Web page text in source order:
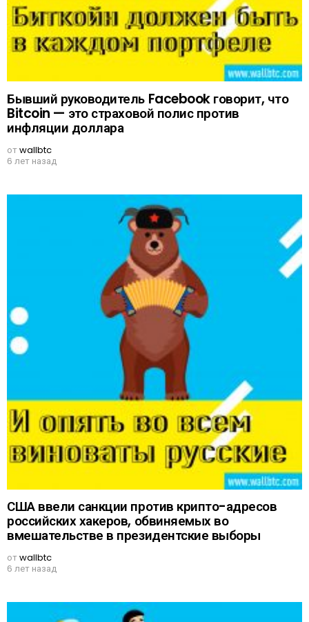
Бывший руководитель Facebook говорит, что
Bitcoin — это страховой полис против
инфляции доллара
отwallbtc
6 лет назад
США ввели санкции против крипто-адресов
российских хакеров, обвиняемых во
вмешательстве в президентские выборы
отwallbtc
6 лет назад